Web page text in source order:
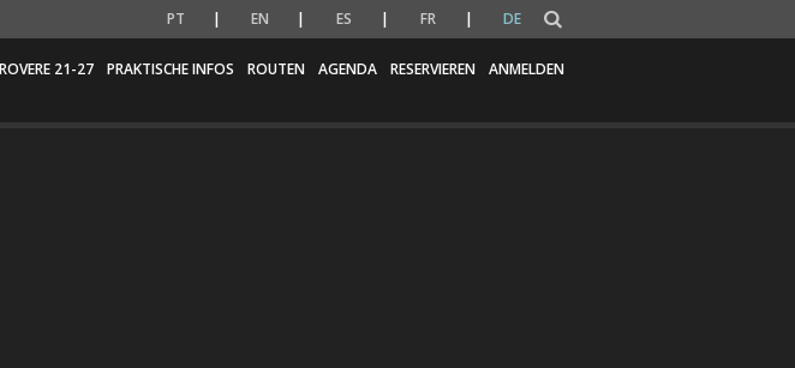
PT EN ES FR DE
21-27 PRAKTISCHE INFOS ROUTEN AGENDA RESERVIEREN ANMELDEN